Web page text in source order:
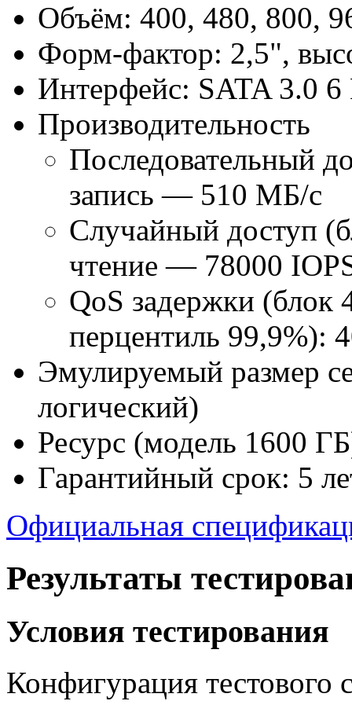
Объём: 400, 480, 800,
Форм-фактор: 2,5",
Интерфейс: SATA 3.0 6
Производительность
Последовательный
запись — 510 МБ/с
Случайный доступ
чтение — 78000
QoS задержки (блок
перцентиль 99,9%):
Эмулируемый размер
логический)
Ресурс (модель 1600
Гарантийный срок: 5
Официальная
Результаты
Условия тестирования
Конфигурация тестового